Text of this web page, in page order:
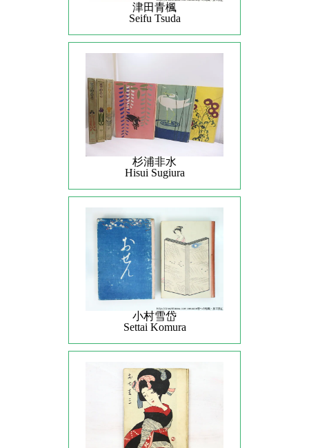
津田青楓
Seifu Tsuda
杉浦非水
Hisui Sugiura
小村雪岱
Settai Komura